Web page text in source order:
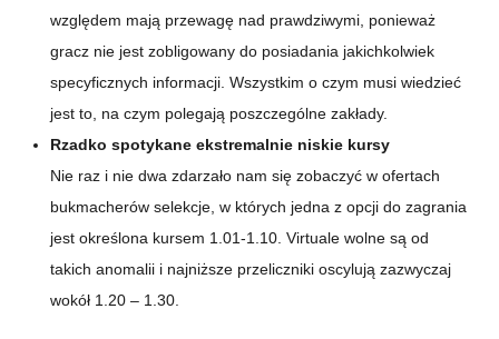
względem mają przewagę nad prawdziwymi, ponieważ
gracz nie jest zobligowany do posiadania jakichkolwiek
specyficznych informacji. Wszystkim o czym musi wiedzieć
jest to, na czym polegają poszczególne zakłady.
Rzadko spotykane ekstremalnie niskie kursy
Nie raz i nie dwa zdarzało nam się zobaczyć w ofertach
bukmacherów selekcje, w których jedna z opcji do zagrania
jest określona kursem 1.01-1.10. Virtuale wolne są od
takich anomalii i najniższe przeliczniki oscylują zazwyczaj
wokół 1.20 – 1.30.